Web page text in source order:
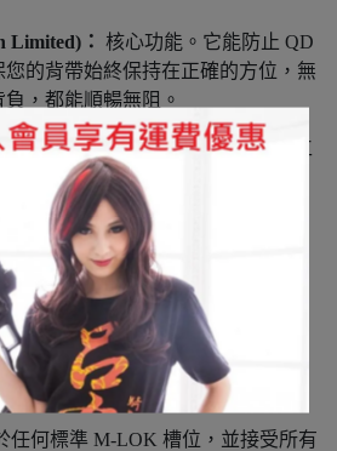
Limited)： 核心功能。它能防止 QD
的背帶始終保持在正確的方位，無
，都能順暢無阻。
用 6061-T6 鋁合金經 CNC 精密加工
硬質陽極氧化。其骨架化設計使其
克)，幾乎不增加任何負擔。
傾斜的幾何外型與圓潤的邊角處
備或衣物的勾扯。
Fastener)：
採用 IWC 獨家
在安裝或拆卸時，M-LOK T-Nut
任何標準 M-LOK 槽位，並接受所有